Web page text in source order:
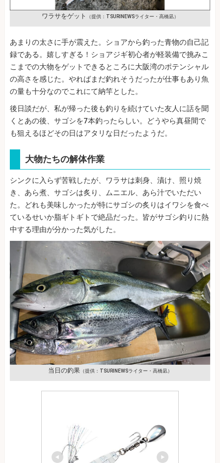
ワラサをゲット （提供：TSURINEWSライター・高橋凪）
あまりの太さに手が震えた。ショアから釣った青物の自己記
録である。嬉しすぎる！ショアジギ初心者が軽装備で挑みこ
こまでの大物をゲットできるところに大阪湾のポテンシャル
の高さを感じた。やればまだ釣れそうだったが仕事もあり魚
の量も十分なのでこれにて納竿とした。
後日談だが、私が帰った後も釣りを続けていた友人に話を聞
くとあの後、サゴシを7本釣ったらしい。どうやら真昼間で
も狙えるほどその日はアタリな日だったようだ。
大物たちの解体作業
シンクに入らず苦戦したが、ワラサは刺身、漬け、照り焼
き、あら煮、サゴシは炙り、ムニエル、あら汁でいただい
た。どれも美味しかったが特にサゴシの炙りはイワシを食べ
ているせいか脂ギトギトで絶品だった。皆がサゴシ釣りに熱
中する理由が分かった気がした。
当日の釣果（提供：TSURINEWSライター・高橋凪）